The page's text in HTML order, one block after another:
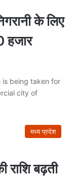
के लिए
हजार
is being taken for
city of
मध्य प्रदेश
राशि बढ़ती